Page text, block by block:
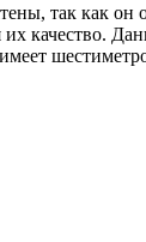
так как
качество.